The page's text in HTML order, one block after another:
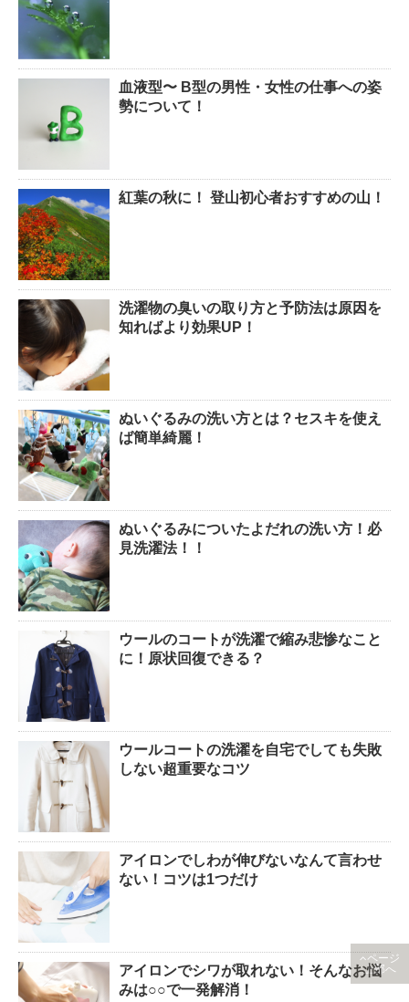
血液型〜 B型の男性・女性の仕事への姿
勢について！
紅葉の秋に！ 登山初心者おすすめの山！
洗濯物の臭いの取り方と予防法は原因を
知ればより効果UP！
ぬいぐるみの洗い方とは？セスキを使え
ば簡単綺麗！
ぬいぐるみについたよだれの洗い方！必
見洗濯法！！
ウールのコートが洗濯で縮み悲惨なこと
に！原状回復できる？
ウールコートの洗濯を自宅でしても失敗
しない超重要なコツ
アイロンでしわが伸びないなんて言わせ
ない！コツは1つだけ
アイロンでシワが取れない！そんなお悩
みは○○で一発解消！
ページ
上部へ